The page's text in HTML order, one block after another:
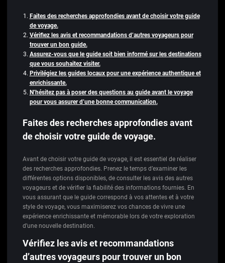
Faites des recherches approfondies avant de choisir votre guide
de voyage.
Vérifiez les avis et recommandations d’autres voyageurs pour
trouver un bon guide.
Assurez-vous que le guide soit bien informé sur les destinations
que vous souhaitez visiter.
Privilégiez les guides locaux pour une expérience authentique et
enrichissante.
N’hésitez pas à poser des questions au guide avant le voyage
pour vous assurer d’une bonne communication.
Faites des recherches approfondies avant
de choisir votre guide de voyage.
Avant de choisir votre guide de voyage, il est essentiel de réaliser
des recherches approfondies. Prenez le temps d’examiner les
différentes options disponibles, de consulter les avis des autres
voyageurs et de vérifier la fiabilité des informations fournies. En
vous assurant que le guide correspond à vos attentes et à votre
style de voyage, vous maximiserez vos chances de vivre une
expérience enrichissante et mémorable lors de votre exploration
d’une nouvelle destination.
Vérifiez les avis et recommandations
d’autres voyageurs pour trouver un bon